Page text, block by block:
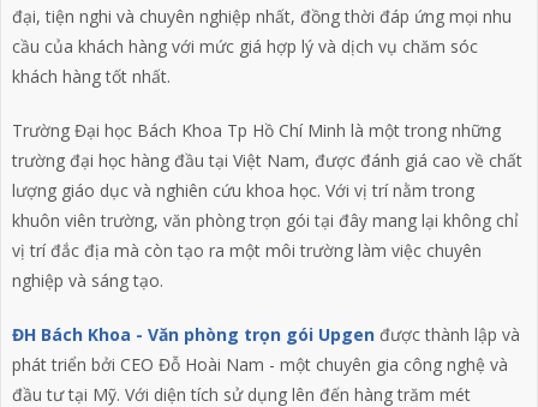
đại, tiện nghi và chuyên nghiệp nhất, đồng thời đáp ứng mọi nhu
cầu của khách hàng với mức giá hợp lý và dịch vụ chăm sóc
khách hàng tốt nhất.
Trường Đại học Bách Khoa Tp Hồ Chí Minh là một trong những
trường đại học hàng đầu tại Việt Nam, được đánh giá cao về chất
lượng giáo dục và nghiên cứu khoa học. Với vị trí nằm trong
khuôn viên trường, văn phòng trọn gói tại đây mang lại không chỉ
vị trí đắc địa mà còn tạo ra một môi trường làm việc chuyên
nghiệp và sáng tạo.
ĐH Bách Khoa - Văn phòng trọn gói Upgenđược thành lập và
phát triển bởi CEO Đỗ Hoài Nam - một chuyên gia công nghệ và
đầu tư tại Mỹ. Với diện tích sử dụng lên đến hàng trăm mét